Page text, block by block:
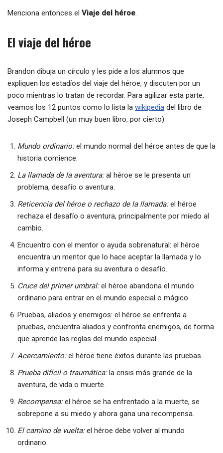
Menciona entonces el Viaje del héroe.
El viaje del héroe
Brandon dibuja un círculo y les pide a los alumnos que
expliquen los estadíos del viaje del héroe, y discuten por un
poco mientras lo tratan de recordar. Para agilizar esta parte,
veamos los 12 puntos como lo lista la wikipedia del libro de
Joseph Campbell (un muy buen libro, por cierto):
Mundo ordinario:el mundo normal del héroe antes de que la
historia comience.
La llamada de la aventura:al héroe se le presenta un
problema, desafío o aventura.
Reticencia del héroe o rechazo de la llamada:el héroe
rechaza el desafío o aventura, principalmente por miedo al
cambio.
Encuentro con el mentor o ayuda sobrenatural: el héroe
encuentra un mentor que lo hace aceptar la llamada y lo
informa y entrena para su aventura o desafío.
Cruce del primer umbral:el héroe abandona el mundo
ordinario para entrar en el mundo especial o mágico.
Pruebas, aliados y enemigos: el héroe se enfrenta a
pruebas, encuentra aliados y confronta enemigos, de forma
que aprende las reglas del mundo especial.
Acercamiento:el héroe tiene éxitos durante las pruebas.
Prueba difícil o traumática:la crisis más grande de la
aventura, de vida o muerte.
Recompensa:el héroe se ha enfrentado a la muerte, se
sobrepone a su miedo y ahora gana una recompensa.
El camino de vuelta:el héroe debe volver al mundo
ordinario.